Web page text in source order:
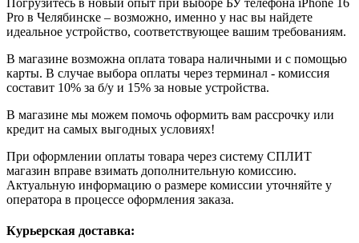
Pro в Челябинске – возможно, именно у нас вы найдете
идеальное устройство, соответствующее вашим требованиям.
В магазине возможна оплата товара наличными и с помощью
карты. В случае выбора оплаты через терминал - комиссия
составит 10% за б/у и 15% за новые устройства.
В магазине мы можем помочь оформить вам рассрочку или
кредит на самых выгодных условиях!
При оформлении оплаты товара через систему СПЛИТ
магазин вправе взимать дополнительную комиссию.
Актуальную информацию о размере комиссии уточняйте у
оператора в процессе оформления заказа.
Курьерская доставка: